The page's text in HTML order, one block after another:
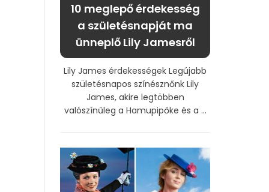
10 meglepő érdekesség
a születésnapját ma
ünneplő Lily Jamesről
Lily James érdekességek Legújabb
születésnapos színésznőnk Lily
James, akire legtöbben
valószínűleg a Hamupipőke és a ...